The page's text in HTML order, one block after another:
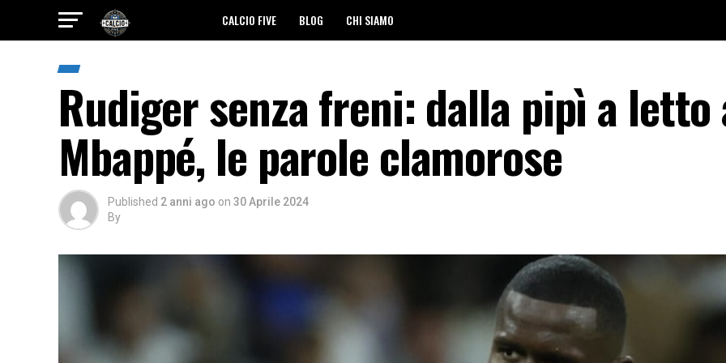
CALCIO FIVE BLOG CHI SIAMO
Rudiger senza freni: dalla pipì a letto
Mbappé, le parole clamorose
Published 2 anni ago on 30 Aprile 2024
By